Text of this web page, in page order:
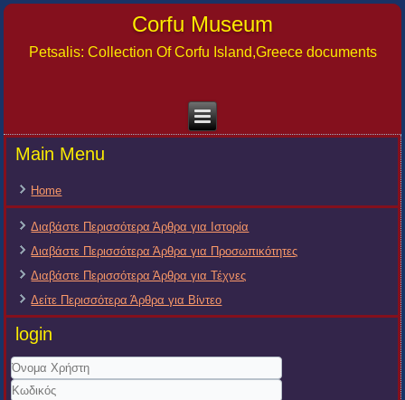
Corfu Museum
Petsalis: Collection Of Corfu Island,Greece documents
Main Menu
Home
Διαβάστε Περισσότερα Άρθρα για Ιστορία
Διαβάστε Περισσότερα Άρθρα για Προσωπικότητες
Διαβάστε Περισσότερα Άρθρα για Τέχνες
Δείτε Περισσότερα Άρθρα για Βίντεο
login
Όνομα